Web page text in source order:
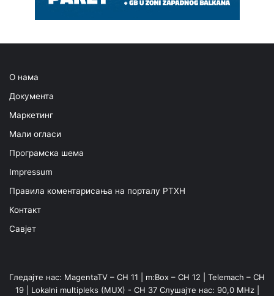
О нама
Документа
Маркетинг
Мали огласи
Програмска шема
Impressum
Правила коментарисања на порталу РТХН
Контакт
Савјет
Гледајте нас: MagentaTV – CH 11 | m:Box – CH 12 | Telemach – CH
19 | Lokalni multipleks (MUX) - CH 37 Слушајте нас: 90,0 MHz |